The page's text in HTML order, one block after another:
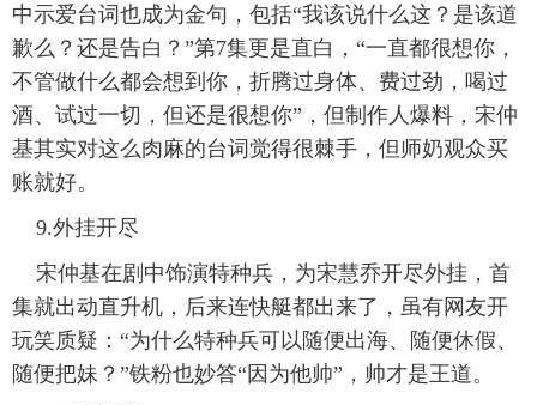
中示爱台词也成为金句，包括“我该说什么这？是该道
歉么？还是告白？”第7集更是直白，“一直都很想你，
不管做什么都会想到你，折腾过身体、费过劲，喝过
酒、试过一切，但还是很想你”，但制作人爆料，宋仲
基其实对这么肉麻的台词觉得很棘手，但师奶观众买
账就好。
9.外挂开尽
宋仲基在剧中饰演特种兵，为宋慧乔开尽外挂，首
集就出动直升机，后来连快艇都出来了，虽有网友开
玩笑质疑：“为什么特种兵可以随便出海、随便休假、
随便把妹？”铁粉也妙答“因为他帅”，帅才是王道。